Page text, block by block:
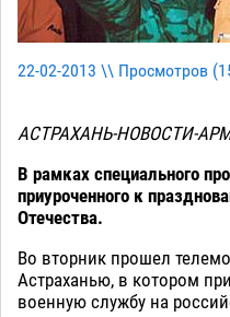
22-02-2013 \\ Просмотров (
АСТРАХАНЬ-НОВОСТИ-
В рамках специального
приуроченного к
Отечества.
Во вторник прошел
Астраханью, в котором
военную службу на